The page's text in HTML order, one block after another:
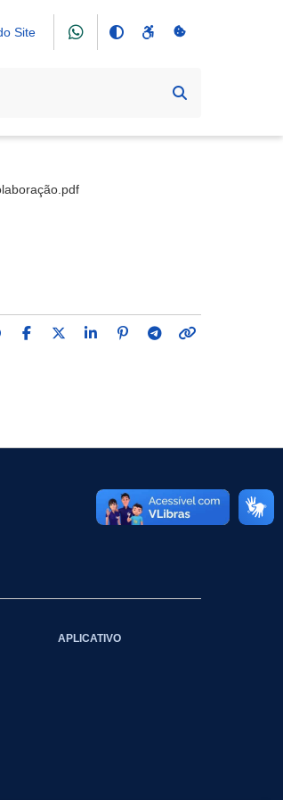
Site
Letras (AFL)
APLICATIVO